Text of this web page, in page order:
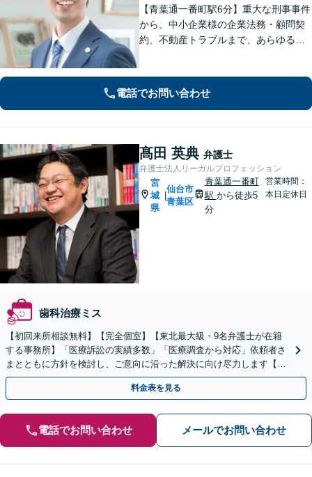
【青葉通一番町駅6分】重大な刑事事件
から、中小企業様の企業法務・顧問契
約、不動産トラブルまで、あらゆる法
もございます。一人で抱え込まず、ま
ずは初回無料相談へご連絡ください。
電話でお問い合わせ
髙田 英典 弁護士
弁護士法人リーガルプロフェッション
宮
城
県
仙台市
青葉区
青葉通一番町
駅 から徒歩5
分
営業時間：
本日定休日
歯科治療ミス
【初回来所相談無料】【完全個室】【東北最大級・9名弁護士が在籍
する事務所】「医療訴訟の実績多数」「医療調査から対応」依頼者さ
まとともに方針を検討し、ご意向に沿った解決に向け尽力します【24
時間メール・LINE予約受付】【土曜面談対応】
料金表を見る
電話でお問い合わせ メールでお問い合わせ